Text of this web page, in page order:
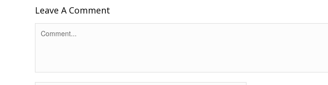
Leave A Comment